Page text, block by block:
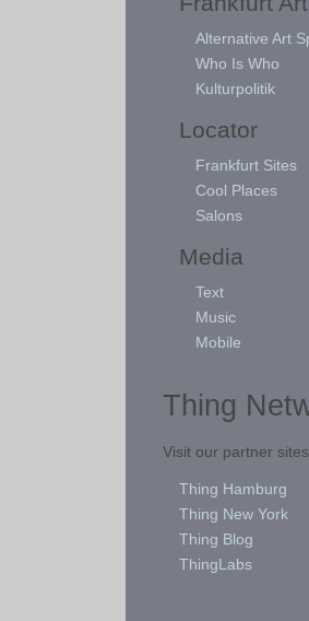
Alternative Art
Who Is Who
Kulturpolitik
Locator
Frankfurt Sites
Cool Places
Salons
Media
Text
Music
Mobile
Thing
Visit our partner sites
Thing Hamburg
Thing New York
Thing Blog
ThingLabs